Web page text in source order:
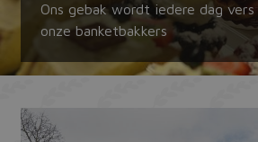
Ons gebak wordt iedere dag
onze banketbakkers